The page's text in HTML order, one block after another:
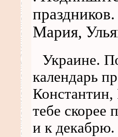
Мария,
Украине.
календарь
тебе скорее
и к